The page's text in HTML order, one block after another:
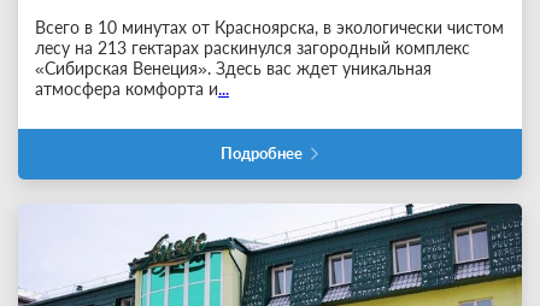
Всего в 10 минутах от Красноярска, в экологически чистом
лесу на 213 гектарах раскинулся загородный комплекс
«Сибирская Венеция». Здесь вас ждет уникальная
атмосфера комфорта и...
Подробнее